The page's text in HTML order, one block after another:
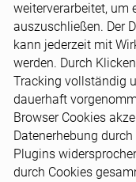
weiterverarbeitet, um
auszuschließen. Der
kann jederzeit mit
werden. Durch
Tracking vollständig
dauerhaft
Browser Cookies
Datenerhebung
Plugins
durch Cookies